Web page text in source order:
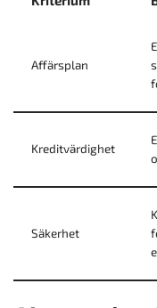
Affärsplan
Kreditvärdighet
Säkerhet